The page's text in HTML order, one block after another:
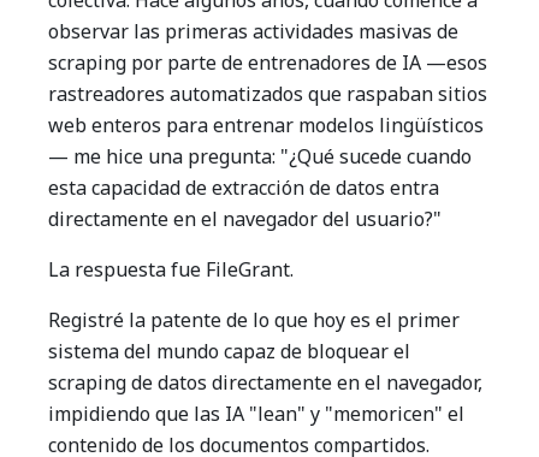
observar las primeras actividades masivas de
scraping por parte de entrenadores de IA —esos
rastreadores automatizados que raspaban sitios
web enteros para entrenar modelos lingüísticos
— me hice una pregunta: "¿Qué sucede cuando
esta capacidad de extracción de datos entra
directamente en el navegador del usuario?"
La respuesta fue FileGrant.
Registré la patente de lo que hoy es el primer
sistema del mundo capaz de bloquear el
scraping de datos directamente en el navegador,
impidiendo que las IA "lean" y "memoricen" el
contenido de los documentos compartidos.